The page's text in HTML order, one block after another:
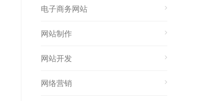
电子商务网站
网站制作
网站开发
网络营销